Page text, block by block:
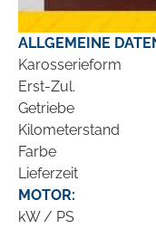
ALLGEMEINE
Karosserieform
Erst-Zul.
Getriebe
Kilometerstand
Farbe
Lieferzeit
MOTOR:
kW / PS